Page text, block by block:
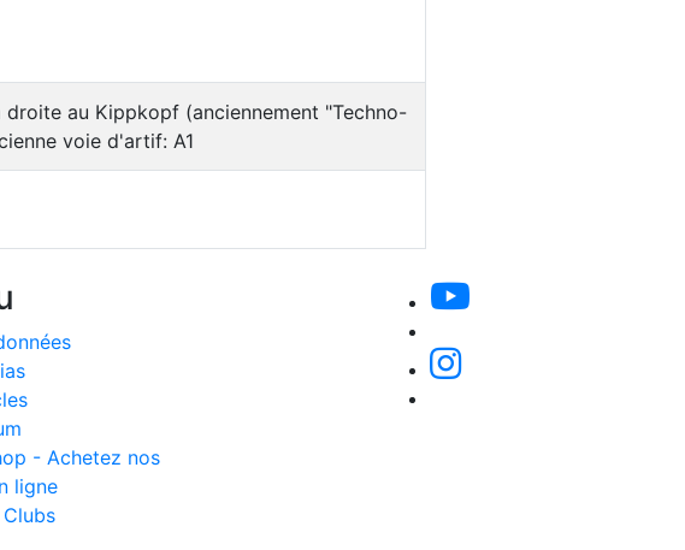
au Kippkopf (anciennement "Techno-
voie d'artif: A1
- Achetez nos
ligne